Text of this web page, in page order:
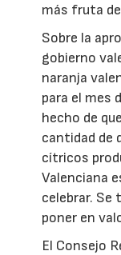
más fruta
Sobre la
gobierno
naranja
para el mes
hecho de
cantidad de
cítricos
Valenciana
celebrar. Se
poner en
El Consejo